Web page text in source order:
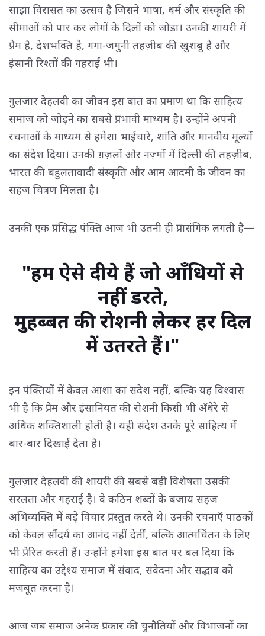
साझा विरासत का उत्सव है जिसने भाषा, धर्म और संस्कृति की
सीमाओं को पार कर लोगों के दिलों को जोड़ा। उनकी शायरी में
प्रेम है, देशभक्ति है, गंगा-जमुनी तहज़ीब की खुशबू है और
इंसानी रिश्तों की गहराई भी।
गुलज़ार देहलवी का जीवन इस बात का प्रमाण था कि साहित्य
समाज को जोड़ने का सबसे प्रभावी माध्यम है। उन्होंने अपनी
रचनाओं के माध्यम से हमेशा भाईचारे, शांति और मानवीय मूल्यों
का संदेश दिया। उनकी ग़ज़लों और नज़्मों में दिल्ली की तहज़ीब,
भारत की बहुलतावादी संस्कृति और आम आदमी के जीवन का
सहज चित्रण मिलता है।
उनकी एक प्रसिद्ध पंक्ति आज भी उतनी ही प्रासंगिक लगती है—
"हम ऐसे दीये हैं जो आँधियों से
नहीं डरते,
मुहब्बत की रोशनी लेकर हर दिल
में उतरते हैं।"
इन पंक्तियों में केवल आशा का संदेश नहीं, बल्कि यह विश्वास
भी है कि प्रेम और इंसानियत की रोशनी किसी भी अँधेरे से
अधिक शक्तिशाली होती है। यही संदेश उनके पूरे साहित्य में
बार-बार दिखाई देता है।
गुलज़ार देहलवी की शायरी की सबसे बड़ी विशेषता उसकी
सरलता और गहराई है। वे कठिन शब्दों के बजाय सहज
अभिव्यक्ति में बड़े विचार प्रस्तुत करते थे। उनकी रचनाएँ पाठकों
को केवल सौंदर्य का आनंद नहीं देतीं, बल्कि आत्मचिंतन के लिए
भी प्रेरित करती हैं। उन्होंने हमेशा इस बात पर बल दिया कि
साहित्य का उद्देश्य समाज में संवाद, संवेदना और सद्भाव को
मजबूत करना है।
आज जब समाज अनेक प्रकार की चुनौतियों और विभाजनों का